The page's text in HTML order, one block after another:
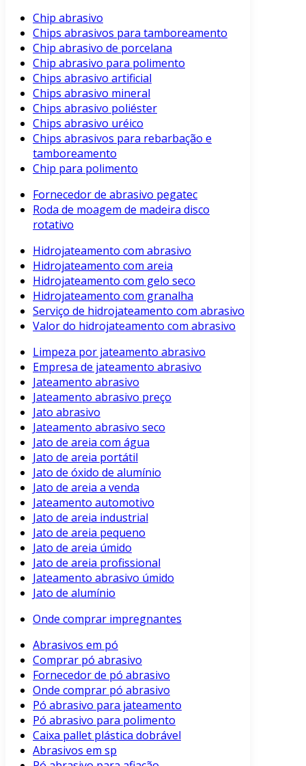
Chip abrasivo
Chips abrasivos para tamboreamento
Chip abrasivo de porcelana
Chip abrasivo para polimento
Chips abrasivo artificial
Chips abrasivo mineral
Chips abrasivo poliéster
Chips abrasivo uréico
Chips abrasivos para rebarbação e
tamboreamento
Chip para polimento
Fornecedor de abrasivo pegatec
Roda de moagem de madeira disco
rotativo
Hidrojateamento com abrasivo
Hidrojateamento com areia
Hidrojateamento com gelo seco
Hidrojateamento com granalha
Serviço de hidrojateamento com abrasivo
Valor do hidrojateamento com abrasivo
Limpeza por jateamento abrasivo
Empresa de jateamento abrasivo
Jateamento abrasivo
Jateamento abrasivo preço
Jato abrasivo
Jateamento abrasivo seco
Jato de areia com água
Jato de areia portátil
Jato de óxido de alumínio
Jato de areia a venda
Jateamento automotivo
Jato de areia industrial
Jato de areia pequeno
Jato de areia úmido
Jato de areia profissional
Jateamento abrasivo úmido
Jato de alumínio
Onde comprar impregnantes
Abrasivos em pó
Comprar pó abrasivo
Fornecedor de pó abrasivo
Onde comprar pó abrasivo
Pó abrasivo para jateamento
Pó abrasivo para polimento
Caixa pallet plástica dobrável
Abrasivos em sp